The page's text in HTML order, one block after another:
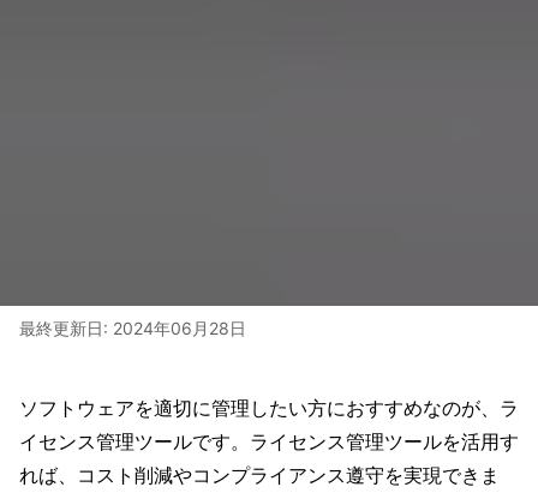
最終更新日: 2024年06月28日
ソフトウェアを適切に管理したい方におすすめなのが、ラ
イセンス管理ツールです。ライセンス管理ツールを活用す
れば、コスト削減やコンプライアンス遵守を実現できま